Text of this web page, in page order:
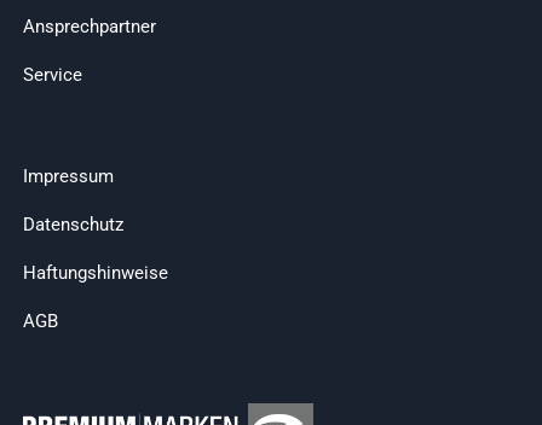
Ansprechpartner
Service
Impressum
Datenschutz
Haftungshinweise
AGB